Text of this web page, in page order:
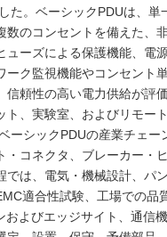
た。ベーシックPDUは、
のコンセントを備えた、
ーズによる保護機能、電
ーク監視機能やコンセント
信頼性の高い電力供給が評
ト、実験室、およびリモー
ーシックPDUの産業チェー
コネクタ、ブレーカー・
では、電気・機械設計、パ
適合性試験、工場での
よびエッジサイト、通信